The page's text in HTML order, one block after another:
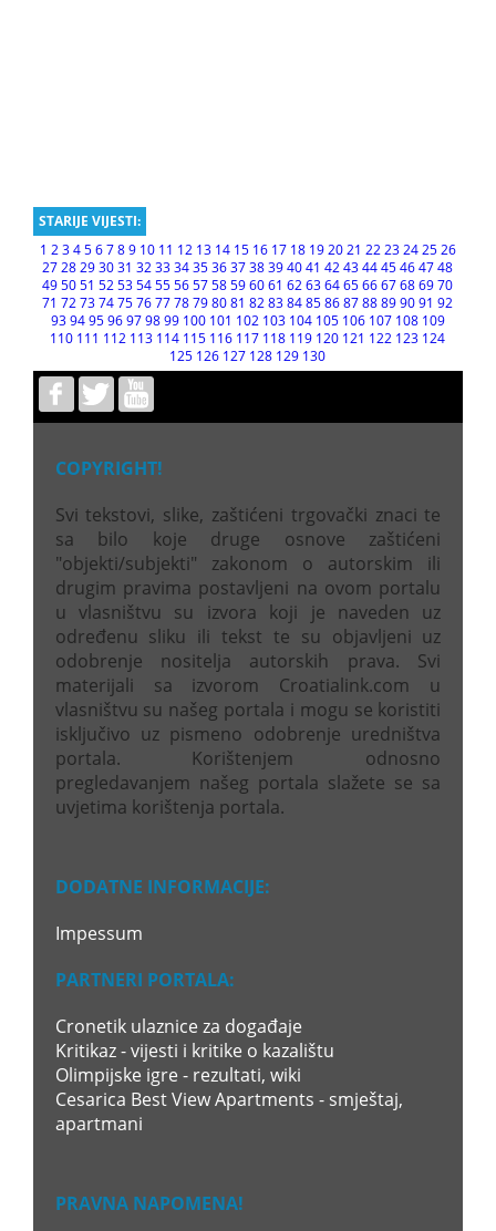
STARIJE VIJESTI:
1 23456789 10 11 12 13 14 15 16 17 18 192021 2223242526
27 28 29 30 31 32 33 34 35 36 37 38 39 40 41 42 43 44 45 46 47 48
49 50 51 52 53 54 55 56 57 58 59 60 61 62 63 64 65 66 67 68 69 70
71 72 73 74 75 76 77 78 79 80 81 82 83 84 85 86 87 88 89 90 91 92
93949596979899 100 101 102 103 104 105 106 107 108 109
110 111 112 113 114 115 116 117 118 119 120 121 122 123 124
125 126 127 128 129 130
COPYRIGHT!
Svi tekstovi, slike, zaštićeni trgovački znaci te
sa bilo koje druge osnove zaštićeni
"objekti/subjekti" zakonom o autorskim ili
drugim pravima postavljeni na ovom portalu
u vlasništvu su izvora koji je naveden uz
određenu sliku ili tekst te su objavljeni uz
odobrenje nositelja autorskih prava. Svi
materijali sa izvorom Croatialink.com u
vlasništvu su našeg portala i mogu se koristiti
isključivo uz pismeno odobrenje uredništva
portala. Korištenjem odnosno
pregledavanjem našeg portala slažete se sa
uvjetima korištenja portala.
DODATNE INFORMACIJE:
Impessum
PARTNERI PORTALA:
Cronetik ulaznice za događaje
Kritikaz - vijesti i kritike o kazalištu
Olimpijske igre - rezultati, wiki
Cesarica Best View Apartments - smještaj,
apartmani
PRAVNA NAPOMENA!